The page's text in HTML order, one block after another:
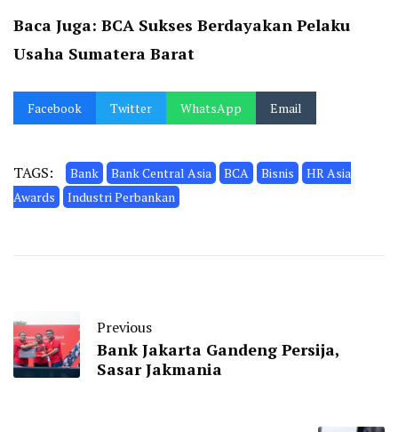
Baca Juga: BCA Sukses Berdayakan Pelaku
Usaha Sumatera Barat
Facebook Twitter WhatsApp Email
TAGS: Bank Bank Central Asia BCA Bisnis
HR Asia
Awards
Industri Perbankan
Previous
Bank Jakarta Gandeng Persija,
Sasar Jakmania